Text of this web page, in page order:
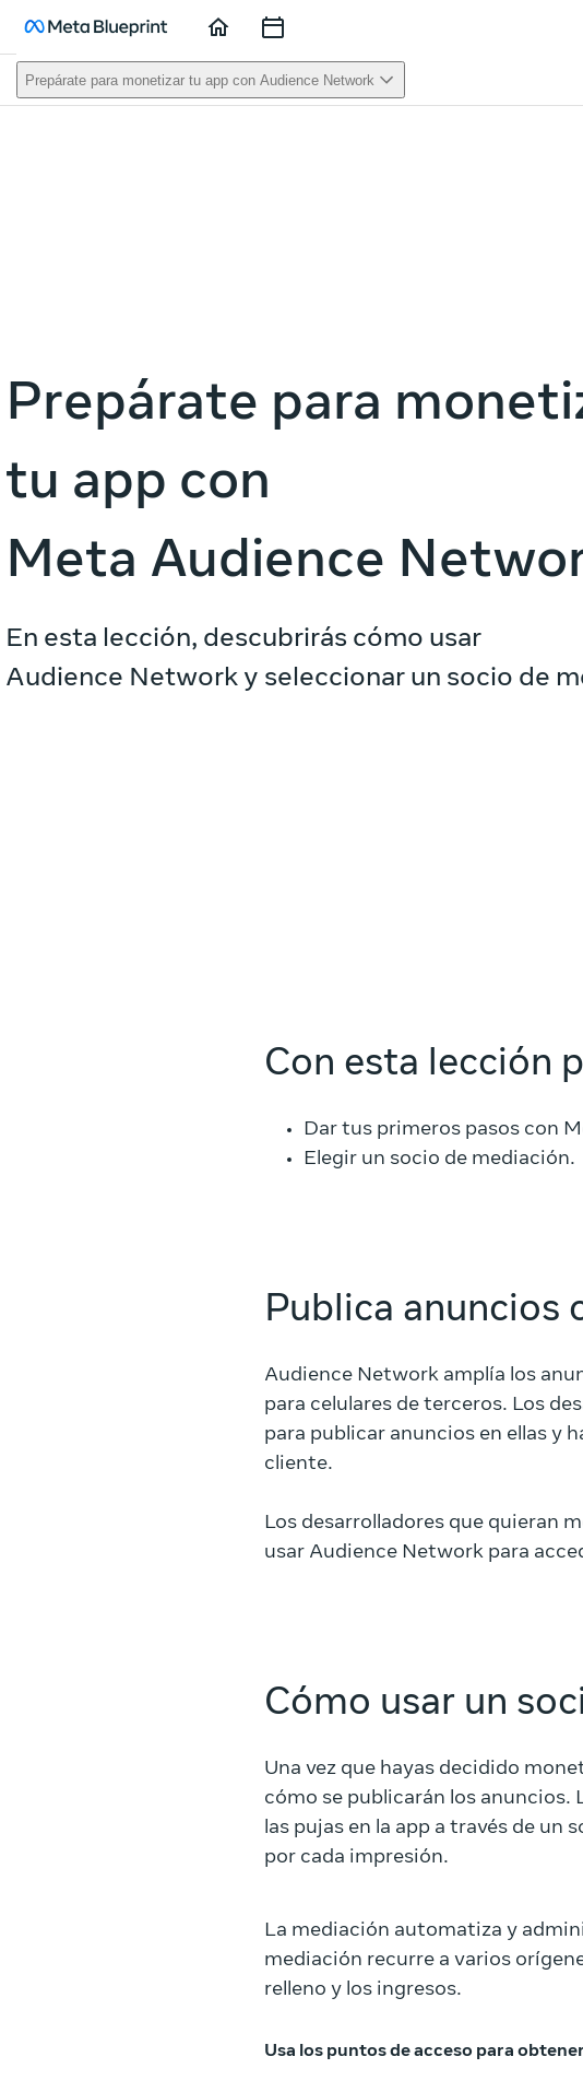
Prepárate para monetizar tu app con Audience Network
Prepárate para
tu app con
Meta Audience
En esta lección, descubrirás cómo usar
Audience Network y seleccionar un socio de
Con esta lección
Dar tus primeros pasos con
Elegir un socio de mediación.
Publica anuncios
Audience Network amplía los
para celulares de terceros. Los
para publicar anuncios en ellas y
cliente.
Los desarrolladores que quieran
usar Audience Network para
Cómo usar un
Una vez que hayas decidido
cómo se publicarán los anuncios.
las pujas en la app a través de un
por cada impresión.
La mediación automatiza y
mediación recurre a varios
relleno y los ingresos.
Usa los puntos de acceso para